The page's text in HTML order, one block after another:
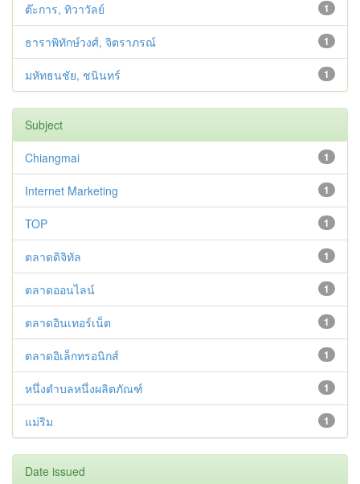
1
ต๊ะการ, ทิวาวัลย์
1
ธาราพิทักษ์วงศ์, จิตราภรณ์
1
มหัทธนชัย, ชนินทร์
Subject
1
Chiangmai
1
Internet Marketing
1
TOP
1
ตลาดดิจิทัล
1
ตลาดออนไลน์
1
ตลาดอินเทอร์เน็ต
1
ตลาดอิเล็กทรอนิกส์
1
หนึ่งตำบลหนึ่งผลิตภัณฑ์
1
แม่ริม
Date issued